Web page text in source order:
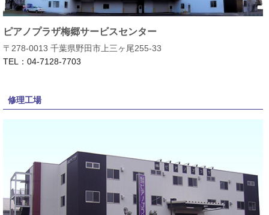
ピアノプラザ梅郷サービスセンター
〒278-0013 千葉県野田市上三ヶ尾255-33
TEL：04-7128-7703
修理工場